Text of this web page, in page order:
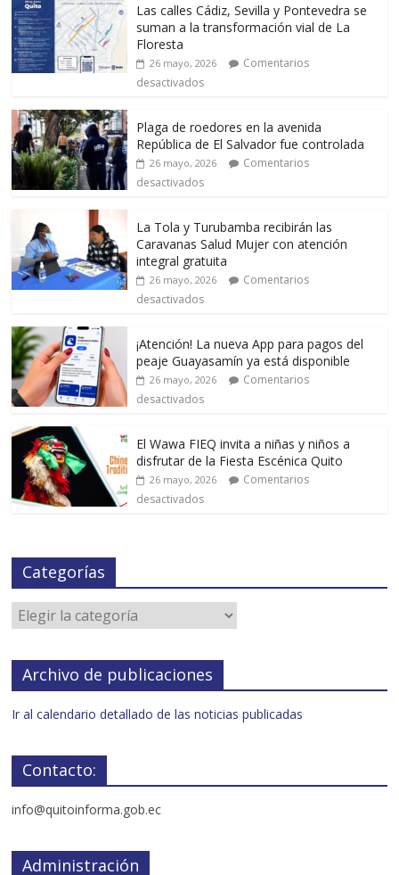
Las calles Cádiz, Sevilla y Pontevedra se
suman a la transformación vial de La
Floresta
26 mayo, 2026
Comentarios
desactivados
Plaga de roedores en la avenida
República de El Salvador fue controlada
26 mayo, 2026
Comentarios
desactivados
La Tola y Turubamba recibirán las
Caravanas Salud Mujer con atención
integral gratuita
26 mayo, 2026
Comentarios
desactivados
¡Atención! La nueva App para pagos del
peaje Guayasamín ya está disponible
26 mayo, 2026
Comentarios
desactivados
El Wawa FIEQ invita a niñas y niños a
disfrutar de la Fiesta Escénica Quito
26 mayo, 2026
Comentarios
desactivados
Categorías
Archivo de publicaciones
Ir al calendario detallado de las noticias publicadas
Contacto:
info@quitoinforma.gob.ec
Administración